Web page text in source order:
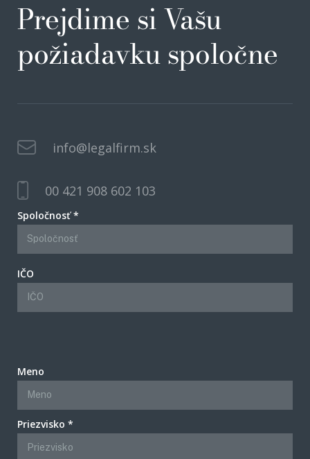
Prejdime si Vašu
požiadavku spoločne
info@legalfirm.sk
00 421 908 602 103
Spoločnosť *
IČO
Meno
Priezvisko *